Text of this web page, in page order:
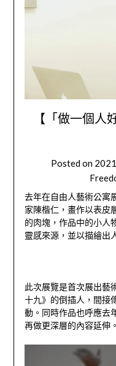
【「做一個人
Posted on
去年在自由人藝術公寓
家陳楷仁，畫作以表皮
的肉塊，作品中的小人
靈感來源，並以描繪出
此次展覽是首次展出藝
十九》的倒插人，間接
動。同時作品也呼應去
再做更深層的內容延伸。